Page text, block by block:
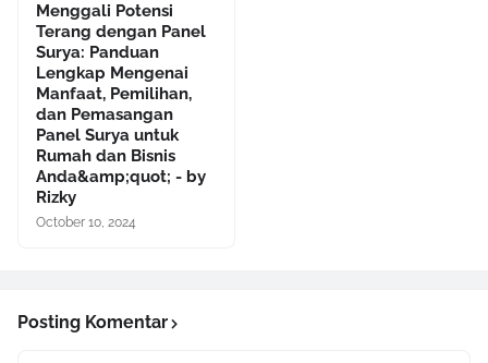
Menggali Potensi
Terang dengan Panel
Surya: Panduan
Lengkap Mengenai
Manfaat, Pemilihan,
dan Pemasangan
Panel Surya untuk
Rumah dan Bisnis
Anda&amp;quot; - by
Rizky
October 10, 2024
Posting Komentar